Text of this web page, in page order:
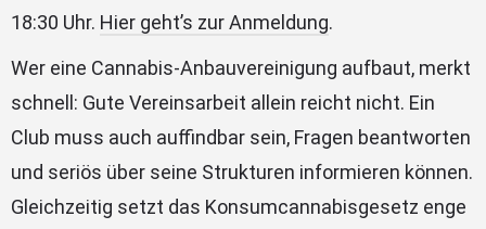
18:30 Uhr. Hier geht’s zur Anmeldung.
Wer eine Cannabis-Anbauvereinigung aufbaut, merkt
schnell: Gute Vereinsarbeit allein reicht nicht. Ein
Club muss auch auffindbar sein, Fragen beantworten
und seriös über seine Strukturen informieren können.
Gleichzeitig setzt das Konsumcannabisgesetz enge